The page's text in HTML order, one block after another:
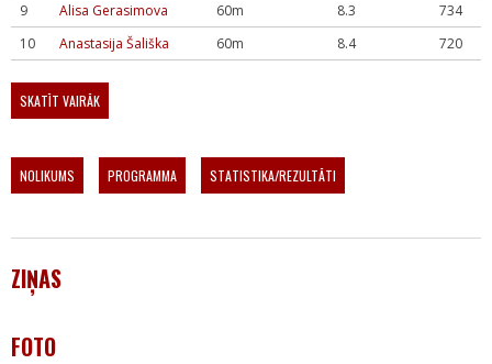
9
Alisa Gerasimova 60m 8.3
734
10
Anastasija Šališka 60m 8.4 720
SKATĪT VAIRĀK
NOLIKUMS PROGRAMMA STATISTIKA/REZULTĀTI
ZIŅAS
FOTO